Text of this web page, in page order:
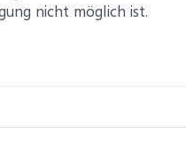
nicht möglich ist.